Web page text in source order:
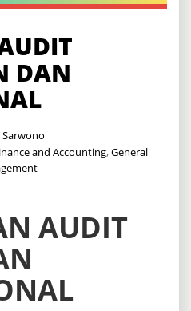
DAN
Sarwono
and Accounting,General
AUDIT